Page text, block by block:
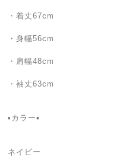
・着丈67cm
・身幅56cm
・肩幅48cm
・袖丈63cm
▪カラー▪
ネイビー